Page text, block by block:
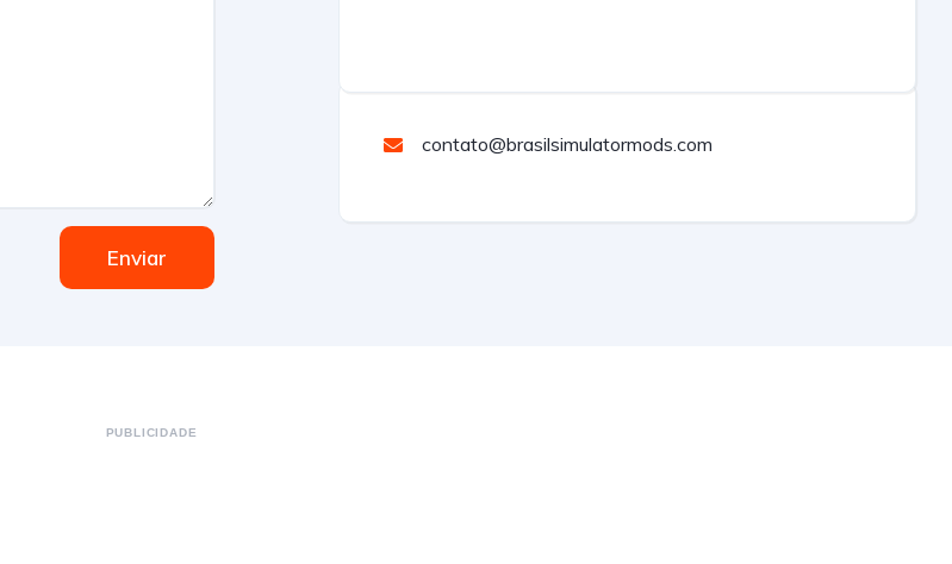
Enviar
contato@brasilsimulatormods.com
PUBLICIDADE